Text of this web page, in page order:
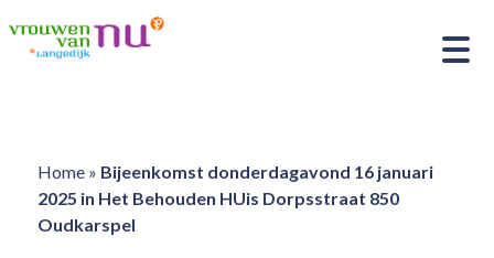
Home» Bijeenkomst donderdagavond 16 januari
2025 in Het Behouden HUis Dorpsstraat 850
Oudkarspel